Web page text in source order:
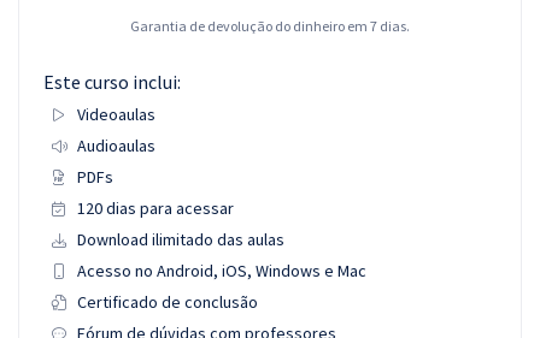
Garantia de devolução do dinheiro em 7 dias.
Este curso inclui:
Videoaulas
Audioaulas
PDFs
120 dias para acessar
Download ilimitado das aulas
Acesso no Android, iOS, Windows e Mac
Certificado de conclusão
Fórum de dúvidas com professores